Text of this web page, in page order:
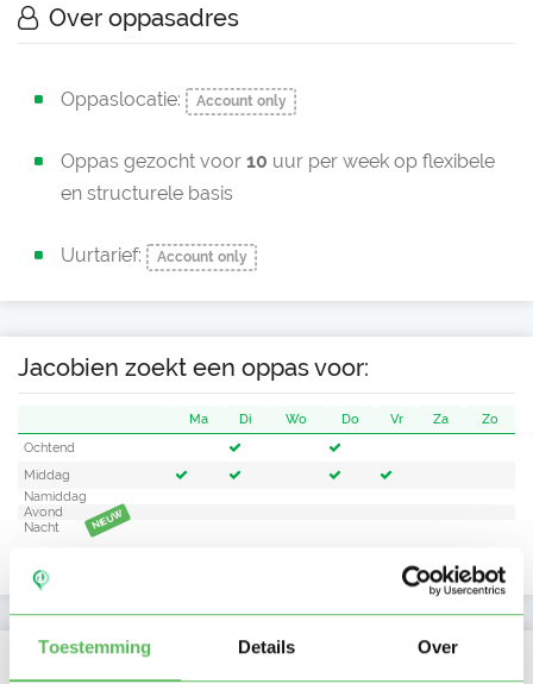
Toestemming Details Over
Over oppasadres
Oppaslocatie: Account only
Oppas gezocht voor 10 uur per week op flexibele
en structurele basis
Uurtarief: Account only
Jacobien zoekt een oppas voor:
Ma Di Wo Do Vr Za
Zo
Ochtend
Middag
Namiddag
Avond
Nacht
NIEUW
Activiteit op Oppasland